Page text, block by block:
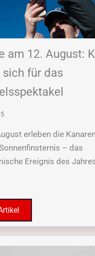
am 12. August:
sich für das
erleben die
– das
Ereignis des